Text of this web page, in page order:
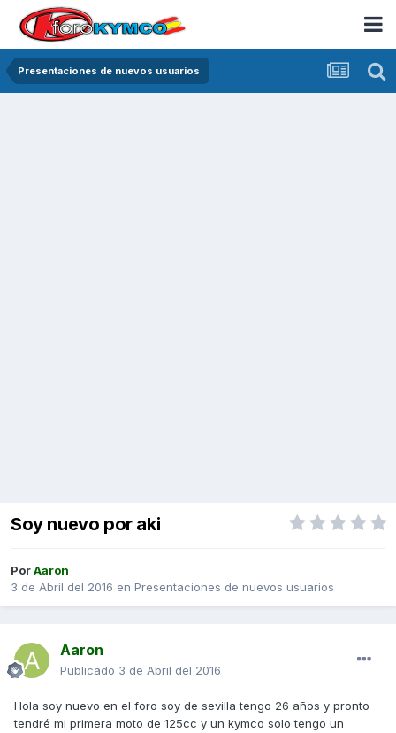
Presentaciones de nuevos usuarios
Soy nuevo por aki
PorAaron
3 de Abril del 2016 en Presentaciones de nuevos usuarios
Aaron
Publicado 3 de Abril del 2016
Hola soy nuevo en el foro soy de sevilla tengo 26 años y pronto
tendré mi primera moto de 125cc y un kymco solo tengo un